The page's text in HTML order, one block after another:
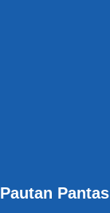
Pautan Pantas